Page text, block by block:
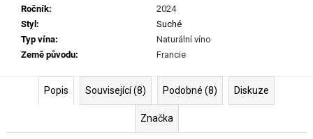
Ročník:
2024
Styl :
Suché
Typ vína:
Naturální víno
Země původu: Francie
Popis Související (8) Podobné (8) Diskuze
Značka